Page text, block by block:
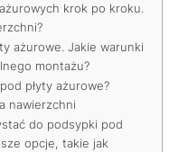
krok po kroku.
ażurowe. Jakie warunki
montażu?
płyty ażurowe?
nawierzchni
do podsypki pod
opcje, takie jak